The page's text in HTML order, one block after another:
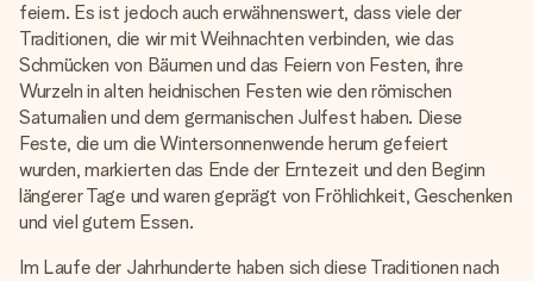
feiern. Es ist jedoch auch erwähnenswert, dass viele der
Traditionen, die wir mit Weihnachten verbinden, wie das
Schmücken von Bäumen und das Feiern von Festen, ihre
Wurzeln in alten heidnischen Festen wie den römischen
Saturnalien und dem germanischen Julfest haben. Diese
Feste, die um die Wintersonnenwende herum gefeiert
wurden, markierten das Ende der Erntezeit und den Beginn
längerer Tage und waren geprägt von Fröhlichkeit, Geschenken
und viel gutem Essen.
Im Laufe der Jahrhunderte haben sich diese Traditionen nach